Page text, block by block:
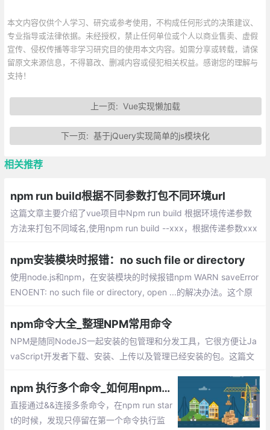
本文内容仅供个人学习、研究或参考使用，不构成任何形式的决策建议、
专业指导或法律依据。未经授权，禁止任何单位或个人以商业售卖、虚假
宣传、侵权传播等非学习研究目的使用本文内容。如需分享或转载，请保
留原文来源信息，不得篡改、删减内容或侵犯相关权益。感谢您的理解与
支持！
上一页:Vue实现懒加载
下一页:基于jQuery实现简单的js模块化
相关推荐
npm run build根据不同参数打包不同环境url
这篇文章主要介绍了vue项目中Npm run build 根据环境传递参数
方法来打包不同域名,使用npm run build --xxx，根据传递参数xxx
下：config文件夹下dev.env.js中修改代码、prod.env.js中修改代
码 HOST为截取到的参数
npm安装模块时报错：no such file or directory
使用node.js和npm，在安装模块的时候报错npm WARN saveError
ENOENT: no such file or directory, open ...的解决办法。这个原
需要package.json才能npm install。 可以npm init初始化生成一个
package.json。
npm命令大全_整理NPM常用命令
NPM是随同NodeJS一起安装的包管理和分发工具，它很方便让Ja
vaScript开发者下载、安装、上传以及管理已经安装的包。这篇文
npm 执行多个命令_如何用npm同时执行多条监听命令
直接通过&&连接多条命令，在npm run star
t的时候，发现只停留在第一个命令执行监